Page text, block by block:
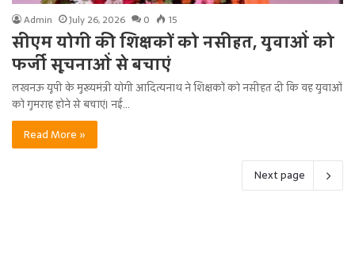
Admin July 26, 2026 0 15
सीएम योगी की शिक्षकों को नसीहत, युवाओं को
फर्जी सूचनाओं से बचाएं
लखनऊ यूपी के मुख्यमंत्री योगी आदित्यनाथ ने शिक्षकों को नसीहत दी कि वह युवाओं
को गुमराह होने से बचाएं। नई…
Read More »
Next page